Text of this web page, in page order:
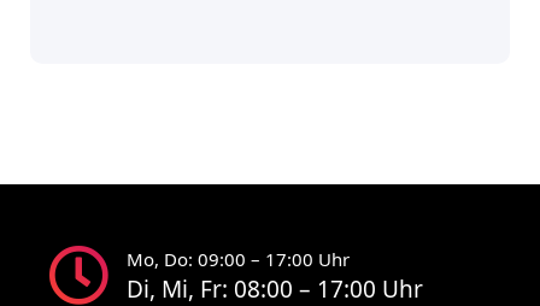
Mo, Do: 09:00 – 17:00 Uhr
Di, Mi, Fr: 08:00 – 17:00 Uhr